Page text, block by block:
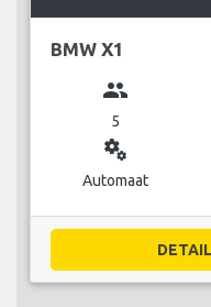
BMW X1
group
5
miscellaneous_services
Automaat